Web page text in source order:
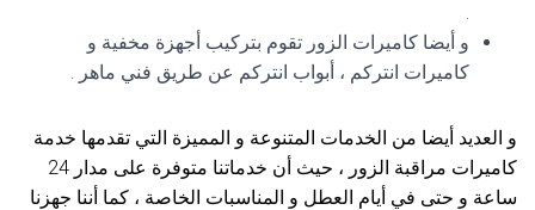
.
و أيضا كاميرات الزور تقوم بتركيب أجهزة مخفية و
كاميرات انتركم ، أبواب انتركم عن طريق فني ماهر .
و العديد أيضا من الخدمات المتنوعة و المميزة التي تقدمها خدمة
كاميرات مراقبة الزور ، حيث أن خدماتنا متوفرة على مدار 24
ساعة و حتى في أيام العطل و المناسبات الخاصة ، كما أننا جهزنا